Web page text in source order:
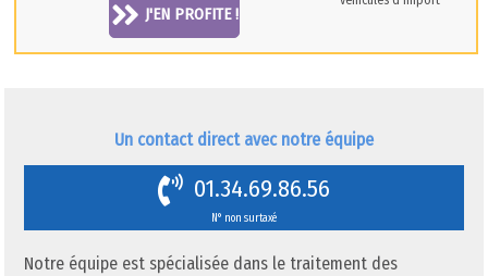
J'EN PROFITE !
Un contact direct avec notre équipe
01.34.69.86.56
N° non surtaxé
Notre équipe est spécialisée dans le traitement des